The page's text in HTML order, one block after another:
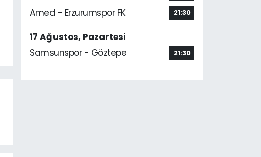
Amed - Erzurumspor FK 21:30
17 Ağustos, Pazartesi
Samsunspor - Göztepe
21:30